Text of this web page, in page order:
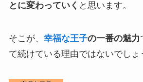
とに変わっていく と思います。
そこが、 幸福な王子の一番の魅力
て続けている理由ではないでしょ